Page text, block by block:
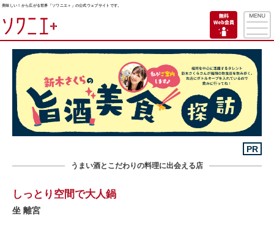
美味しい！から広がる世界「ソワニエ＋」の公式ウェブサイトです。
PR
うまい酒とこだわりの料理に出会える店
しっとり空間で大人鍋
坐 離宮